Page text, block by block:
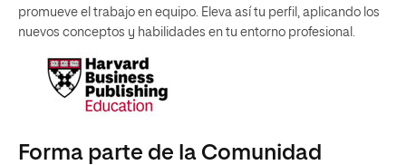
promueve el trabajo en equipo. Eleva así tu perfil, aplicando los
nuevos conceptos y habilidades en tu entorno profesional.
Forma parte de la Comunidad